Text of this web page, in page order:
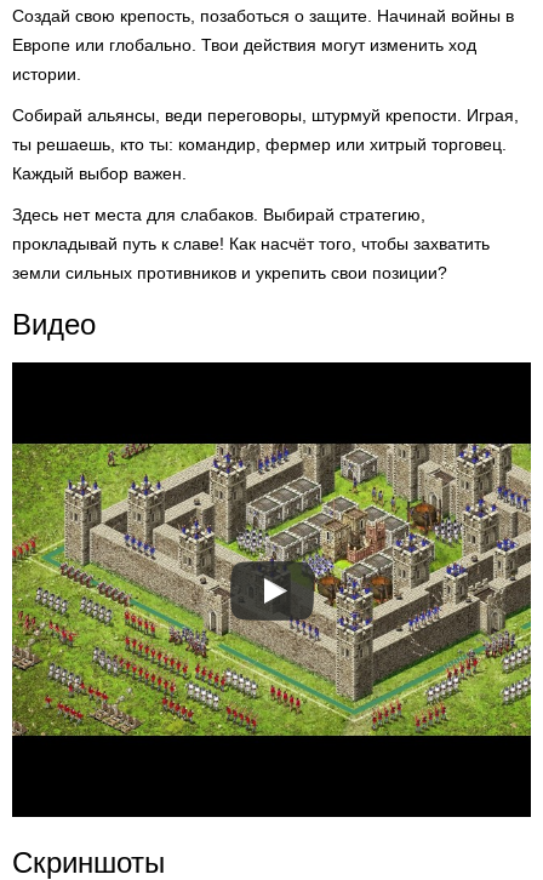
Создай свою крепость, позаботься о защите. Начинай войны в
Европе или глобально. Твои действия могут изменить ход
истории.
Собирай альянсы, веди переговоры, штурмуй крепости. Играя,
ты решаешь, кто ты: командир, фермер или хитрый торговец.
Каждый выбор важен.
Здесь нет места для слабаков. Выбирай стратегию,
прокладывай путь к славе! Как насчёт того, чтобы захватить
земли сильных противников и укрепить свои позиции?
Видео
Скриншоты